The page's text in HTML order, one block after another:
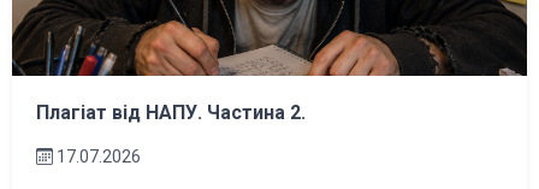
Плагіат від НАПУ. Частина 2.
17.07.2026